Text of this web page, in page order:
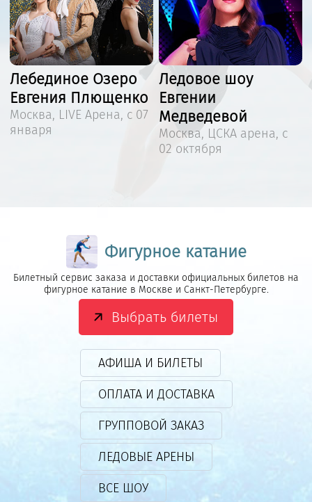
Лебединое Озеро
Евгения Плющенко
Москва, LIVE Арена, с 07
января
Ледовое шоу
Евгении
Медведевой
Москва, ЦСКА арена, с
02 октября
Фигурное катание
Билетный сервис заказа и доставки официальных билетов на
фигурное катание в Москве и Санкт-Петербурге.
Выбрать билеты
АФИША И БИЛЕТЫ
ОПЛАТА И ДОСТАВКА
ГРУППОВОЙ ЗАКАЗ
ЛЕДОВЫЕ АРЕНЫ
ВСЕ ШОУ